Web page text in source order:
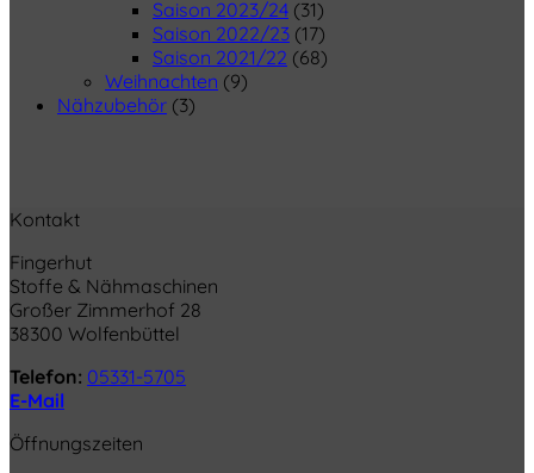
Saison 2023/24 (31)
Saison 2022/23 (17)
Saison 2021/22 (68)
Weihnachten (9)
Nähzubehör (3)
Kontakt
Fingerhut
Stoffe & Nähmaschinen
Großer Zimmerhof 28
38300 Wolfenbüttel
Telefon: 05331-5705
E-Mail
Öffnungszeiten